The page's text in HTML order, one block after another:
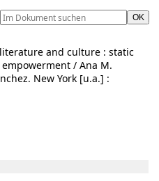
and culture : static
/ Ana M.
New York [u.a.] :